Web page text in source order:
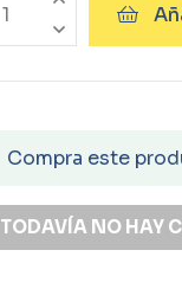
Compra este
TODAVÍA NO HAY